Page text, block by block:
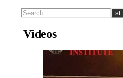
Videos